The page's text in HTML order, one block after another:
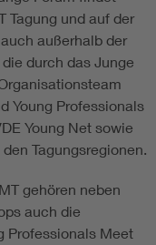
Tagung und auf der
außerhalb der
durch das Junge
Young Professionals
Young Net sowie
Tagungsregionen.
gehören neben
auch die
Professionals Meet